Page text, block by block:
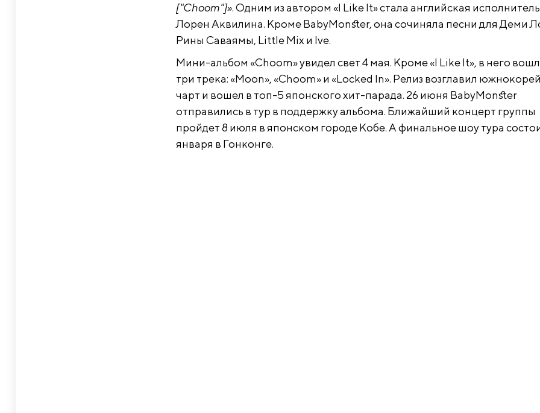
["Choom"]». Одним из автором «I Like It» стала английская
Лорен Аквилина. Кроме BabyMonster, она сочиняла песни для Деми
Рины Саваямы, Little Mix и Ive.
Мини-альбом «Choom» увидел свет 4 мая. Кроме «I Like It», в него
три трека: «Moon», «Choom» и «Locked In». Релиз возглавил
чарт и вошел в топ-5 японского хит-парада. 26 июня BabyMonster
отправились в тур в поддержку альбома. Ближайший концерт группы
пройдет 8 июля в японском городе Кобе. А финальное шоу тура
января в Гонконге.